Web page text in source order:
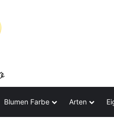
Blumen Farbe Arten